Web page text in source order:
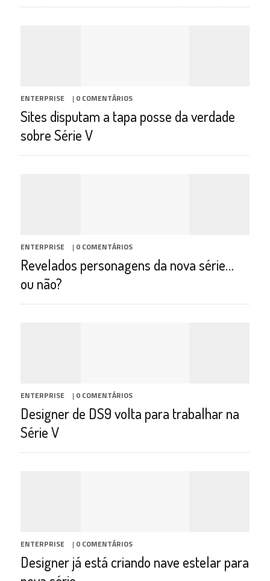
ENTERPRISE | 0 COMENTÁRIOS
Sites disputam a tapa posse da verdade
sobre Série V
ENTERPRISE | 0 COMENTÁRIOS
Revelados personagens da nova série…
ou não?
ENTERPRISE | 0 COMENTÁRIOS
Designer de DS9 volta para trabalhar na
Série V
ENTERPRISE | 0 COMENTÁRIOS
Designer já está criando nave estelar para